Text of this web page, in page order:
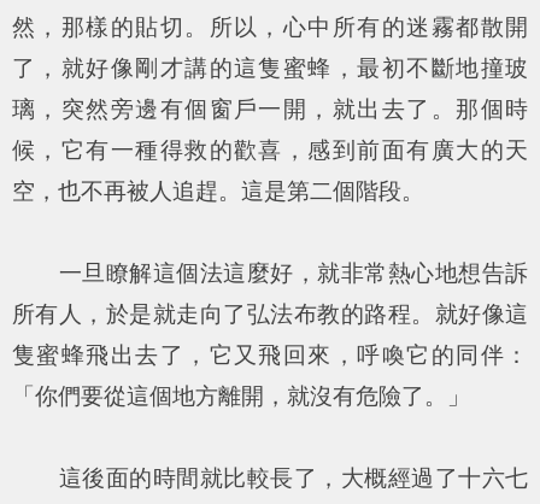
然，那樣的貼切。所以，心中所有的迷霧都散開
了，就好像剛才講的這隻蜜蜂，最初不斷地撞玻
璃，突然旁邊有個窗戶一開，就出去了。那個時
候，它有一種得救的歡喜，感到前面有廣大的天
空，也不再被人追趕。這是第二個階段。
一旦瞭解這個法這麼好，就非常熱心地想告訴
所有人，於是就走向了弘法布教的路程。就好像這
隻蜜蜂飛出去了，它又飛回來，呼喚它的同伴：
「你們要從這個地方離開，就沒有危險了。」
這後面的時間就比較長了，大概經過了十六七